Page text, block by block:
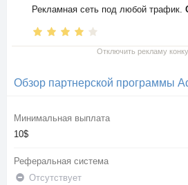
Рекламная сеть под любой трафик.
Отключить рекламу
Обзор партнерской программы
Минимальная выплата
10$
Реферальная система
Отсутствует